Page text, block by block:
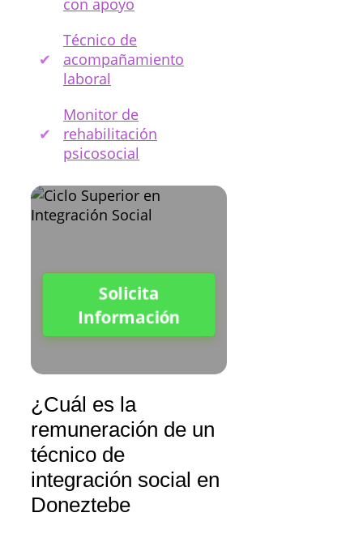
con apoyo
Técnico de
acompañamiento
laboral
Monitor de
rehabilitación
psicosocial
Solicita
Información
¿Cuál es la
remuneración de un
técnico de
integración social en
Doneztebe